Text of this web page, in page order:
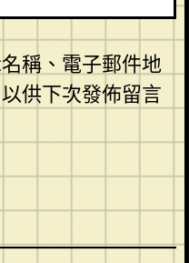
稱、電子郵件地
供下次發佈留言